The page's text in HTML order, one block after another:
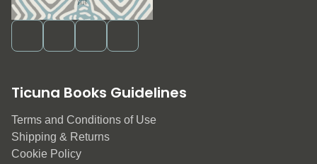
Ticuna Books Guidelines
Terms and Conditions of Use
Shipping & Returns
Cookie Policy